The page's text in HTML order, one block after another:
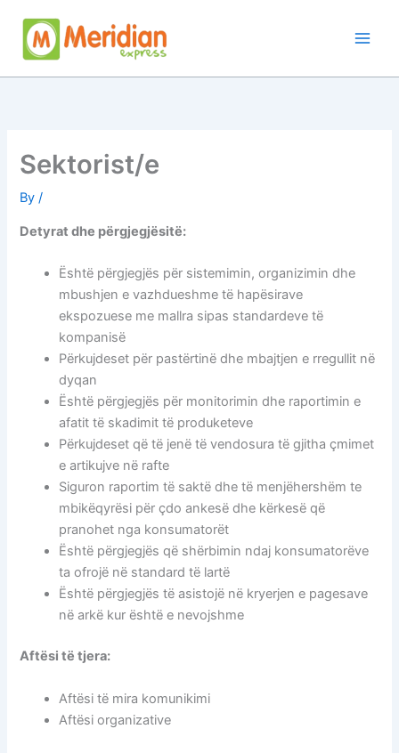
content
Sektorist/e
By/
Detyrat dhe përgjegjësitë:
Është përgjegjës për sistemimin, organizimin dhe
mbushjen e vazhdueshme të hapësirave
ekspozuese me mallra sipas standardeve të
kompanisë
Përkujdeset për pastërtinë dhe mbajtjen e rregullit në
dyqan
Është përgjegjës për monitorimin dhe raportimin e
afatit të skadimit të produketeve
Përkujdeset që të jenë të vendosura të gjitha çmimet
e artikujve në rafte
Siguron raportim të saktë dhe të menjëhershëm te
mbikëqyrësi për çdo ankesë dhe kërkesë që
pranohet nga konsumatorët
Është përgjegjës që shërbimin ndaj konsumatorëve
ta ofrojë në standard të lartë
Është përgjegjës të asistojë në kryerjen e pagesave
në arkë kur është e nevojshme
Aftësi të tjera:
Aftësi të mira komunikimi
Aftësi organizative